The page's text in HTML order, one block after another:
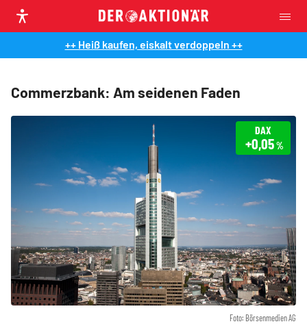
++ Heiß kaufen, eiskalt verdoppeln ++
Commerzbank: Am seidenen Faden
Foto: Börsenmedien AG
DAX
+0,05%